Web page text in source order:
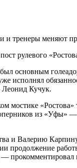
тренеры меняют
рулевого
основным
исполнял
Леонид Кучук.
мостике
из «Уфы»
и Валерию
продолжение
—